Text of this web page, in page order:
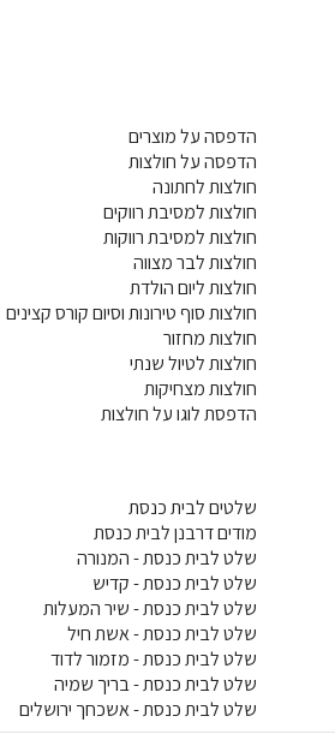
הדפסה על מוצרים
הדפסה על חולצות
חולצות לחתונה
חולצות למסיבת רווקים
חולצות למסיבת רווקות
חולצות לבר מצווה
חולצות ליום הולדת
חולצות סוף טירונות וסיום קורס קצינים
חולצות מחזור
חולצות לטיול שנתי
חולצות מצחיקות
הדפסת לוגו על חולצות
שלטים לבית כנסת
מודים דרבנן לבית כנסת
שלט לבית כנסת - המנורה
שלט לבית כנסת - קדיש
שלט לבית כנסת - שיר המעלות
שלט לבית כנסת - אשת חיל
שלט לבית כנסת - מזמור לדוד
שלט לבית כנסת - בריך שמיה
שלט לבית כנסת - אשכחך ירושלים